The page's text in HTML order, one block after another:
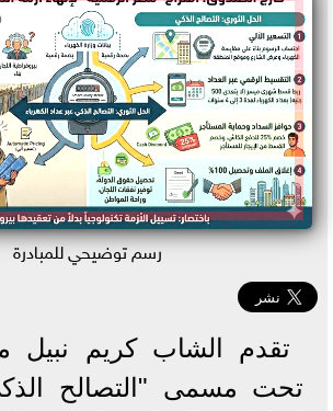
رسم توضيحي للمبادرة
تقدم الشاب كريم نبيل
تحت مسمى "التصالح